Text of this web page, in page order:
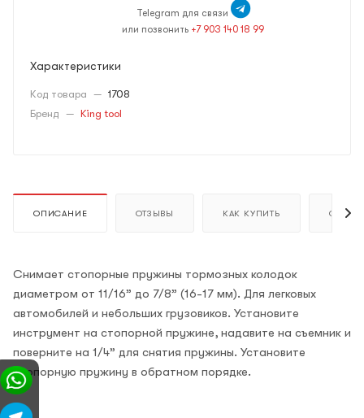
Telegram для связи
или позвонить +7 903 140 18 99
Характеристики
Код товара — 1708
Бренд — King tool
ОПИСАНИЕ ОТЗЫВЫ КАК КУПИТЬ ОПЛАТА
Снимает стопорные пружины тормозных колодок
диаметром от 11/16” до 7/8” (16-17 мм). Для легковых
автомобилей и небольших грузовиков. Установите
инструмент на стопорной пружине, надавите на съемник и
поверните на 1/4” для снятия пружины. Установите
стопорную пружину в обратном порядке.